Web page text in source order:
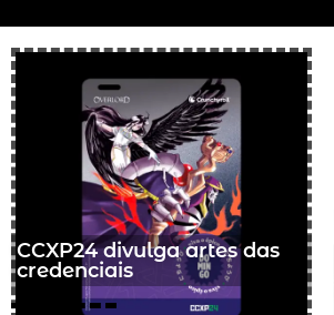
CCXP24 divulga artes das
credenciais